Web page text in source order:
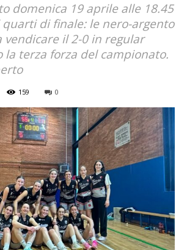
domenica 19 aprile alle 18.45
quarti di finale: le nero-argento
vendicare il 2-0 in regular
la terza forza del campionato.
159 0